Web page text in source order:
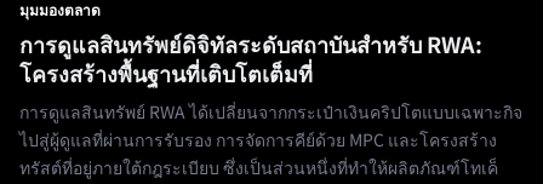
มุมมองตลาด
การดูแลสินทรัพย์ดิจิทัลระดับสถาบันสำหรับ RWA:
โครงสร้างพื้นฐานที่เติบโตเต็มที่
การดูแลสินทรัพย์ RWA ได้เปลี่ยนจากกระเป๋าเงินคริปโตแบบเฉพาะกิจ
ไปสู่ผู้ดูแลที่ผ่านการรับรอง การจัดการคีย์ด้วย MPC และโครงสร้าง
ทรัสต์ที่อยู่ภายใต้กฎระเบียบ ซึ่งเป็นส่วนหนึ่งที่ทำให้ผลิตภัณฑ์โทเค็